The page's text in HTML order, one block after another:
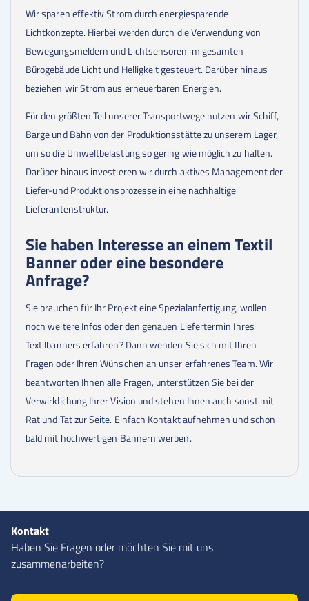
Wir sparen effektiv Strom durch energiesparende
Lichtkonzepte. Hierbei werden durch die Verwendung von
Bewegungsmeldern und Lichtsensoren im gesamten
Bürogebäude Licht und Helligkeit gesteuert. Darüber hinaus
beziehen wir Strom aus erneuerbaren Energien.
Für den größten Teil unserer Transportwege nutzen wir Schiff,
Barge und Bahn von der Produktionsstätte zu unserem Lager,
um so die Umweltbelastung so gering wie möglich zu halten.
Darüber hinaus investieren wir durch aktives Manage­ment der
Liefer-und Produktionsprozesse in eine nachhaltige
Lieferantenstruktur.
Sie haben Interesse an einem Textil
Banner oder eine besondere
Anfrage?
Sie brauchen für Ihr Projekt eine Spezialanfertigung, wollen
noch weitere Infos oder den genauen Liefertermin Ihres
Textilbanners erfahren? Dann wenden Sie sich mit Ihren
Fragen oder Ihren Wünschen an unser erfahrenes Team. Wir
beantworten Ihnen alle Fragen, unterstützen Sie bei der
Verwirklichung Ihrer Vision und stehen Ihnen auch sonst mit
Rat und Tat zur Seite. Einfach Kontakt aufnehmen und schon
bald mit hochwertigen Bannern werben.
Kontakt
Haben Sie Fragen oder möchten Sie mit uns
zusammenarbeiten?